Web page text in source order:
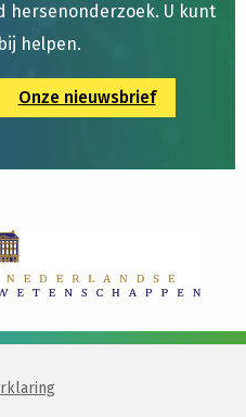
hersenonderzoek. U kunt
helpen.
Onze nieuwsbrief